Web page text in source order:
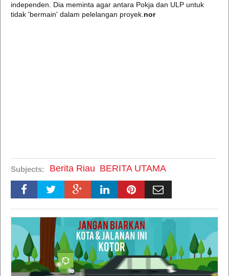
independen. Dia meminta agar antara Pokja dan ULP untuk
tidak 'bermain' dalam pelelangan proyek. nor
Subjects: Berita Riau BERITA UTAMA